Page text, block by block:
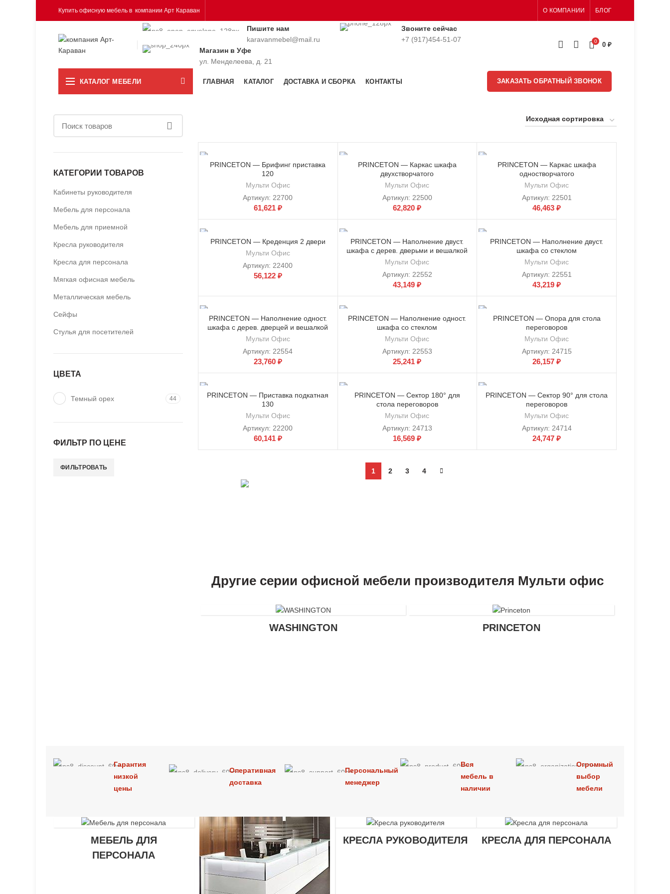
Купить офисную мебель в компании Арт Караван О КОМПАНИИ БЛОГ
Пишите нам
karavanmebel@mail.ru
Звоните сейчас
+7 (917)454-51-07
Магазин в Уфе
ул. Менделеева, д. 21
0 0 ₽
КАТАЛОГ МЕБЕЛИ ГЛАВНАЯ КАТАЛОГ ДОСТАВКА И СБОРКА КОНТАКТЫ ЗАКАЗАТЬ ОБРАТНЫЙ ЗВОНОК
PRINCETON — Брифинг приставка
120
Мульти Офис
Артикул: 22700
61,621 ₽
PRINCETON — Каркас шкафа
двухстворчатого
Мульти Офис
Артикул: 22500
62,820₽
PRINCETON — Каркас шкафа
одностворчатого
Мульти Офис
Артикул: 22501
46,463₽
PRINCETON — Креденция 2 двери
Мульти Офис
Артикул: 22400
56,122 ₽
PRINCETON — Наполнение двуст.
шкафа с дерев. дверьми и вешалкой
Мульти Офис
Артикул: 22552
43,149₽
PRINCETON — Наполнение двуст.
шкафа со стеклом
Мульти Офис
Артикул: 22551
43,219₽
PRINCETON — Наполнение одност.
шкафа с дерев. дверцей и вешалкой
Мульти Офис
Артикул: 22554
23,760 ₽
PRINCETON — Наполнение одност.
шкафа со стеклом
Мульти Офис
Артикул: 22553
25,241₽
PRINCETON — Опора для стола
переговоров
Мульти Офис
Артикул: 24715
26,157₽
PRINCETON — Приставка подкатная
130
Мульти Офис
Артикул: 22200
60,141 ₽
PRINCETON — Сектор 180° для
стола переговоров
Мульти Офис
Артикул: 24713
16,569₽
PRINCETON — Сектор 90° для стола
переговоров
Мульти Офис
Артикул: 24714
24,747₽
1 2 3
4
Другие серии офисной мебели производителя Мульти офис
WASHINGTON PRINCETON
КАТЕГОРИИ ТОВАРОВ
Кабинеты руководителя
Мебель для персонала
Мебель для приемной
Кресла руководителя
Кресла для персонала
Мягкая офисная мебель
Металлическая мебель
Сейфы
Стулья для посетителей
ЦВЕТА
Темный орех 44
ФИЛЬТР ПО ЦЕНЕ
ФИЛЬТРОВАТЬ
Гарантия
низкой
цены
Оперативная
доставка
Персональный
менеджер
Вся
мебель в
наличии
Огромный
выбор
мебели
МЕБЕЛЬ ДЛЯ
ПЕРСОНАЛА
КРЕСЛА РУКОВОДИТЕЛЯ КРЕСЛА ДЛЯ ПЕРСОНАЛА